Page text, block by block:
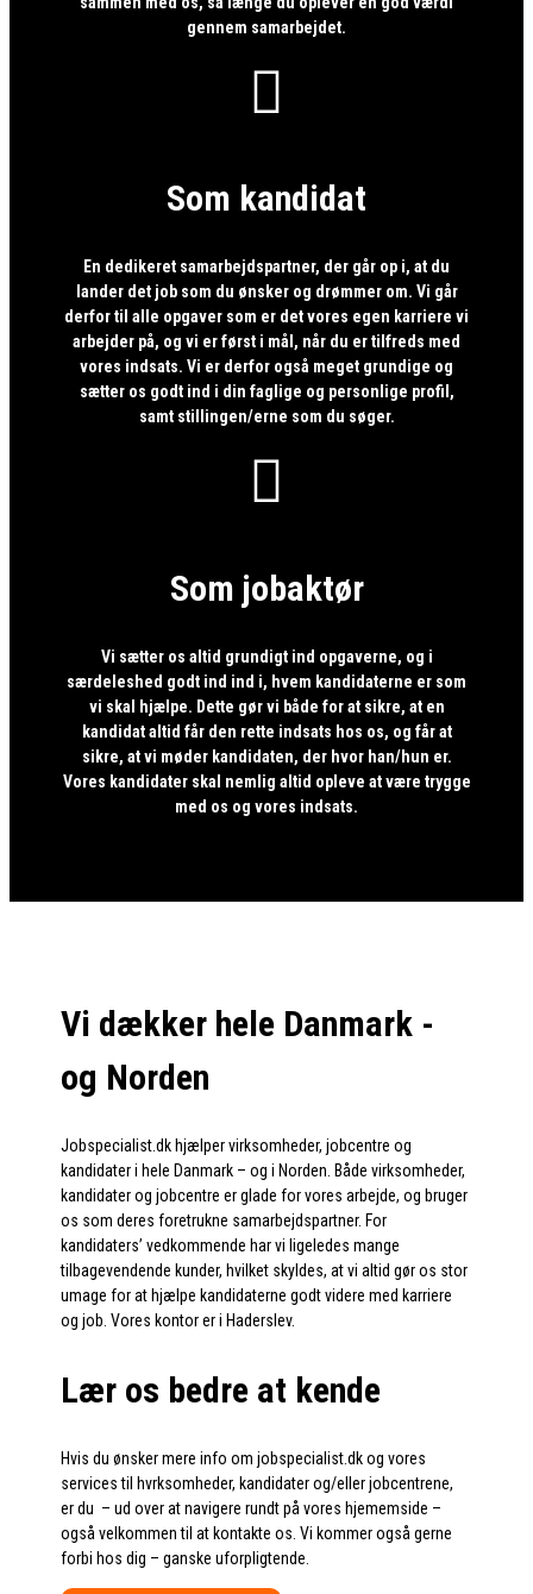
gennem samarbejdet.

Som kandidat
En dedikeret samarbejdspartner, der går op i, at du
lander det job som du ønsker og drømmer om. Vi går
derfor til alle opgaver som er det vores egen karriere vi
arbejder på, og vi er først i mål, når du er tilfreds med
vores indsats. Vi er derfor også meget grundige og
sætter os godt ind i din faglige og personlige profil,
samt stillingen/erne som du søger.

Som jobaktør
Vi sætter os altid grundigt ind opgaverne, og i
særdeleshed godt ind ind i, hvem kandidaterne er som
vi skal hjælpe. Dette gør vi både for at sikre, at en
kandidat altid får den rette indsats hos os, og får at
sikre, at vi møder kandidaten, der hvor han/hun er.
Vores kandidater skal nemlig altid opleve at være trygge
med os og vores indsats.
Vi dækker hele Danmark -
og Norden
Jobspecialist.dk hjælper virksomheder, jobcentre og
kandidater i hele Danmark – og i Norden. Både virksomheder,
kandidater og jobcentre er glade for vores arbejde, og bruger
os som deres foretrukne samarbejdspartner. For
kandidaters’ vedkommende har vi ligeledes mange
tilbagevendende kunder, hvilket skyldes, at vi altid gør os stor
umage for at hjælpe kandidaterne godt videre med karriere
og job. Vores kontor er i Haderslev.
Lær os bedre at kende
Hvis du ønsker mere info om jobspecialist.dk og vores
services til hvrksomheder, kandidater og/eller jobcentrene,
er du – ud over at navigere rundt på vores hjememside –
også velkommen til at kontakte os. Vi kommer også gerne
forbi hos dig – ganske uforpligtende.